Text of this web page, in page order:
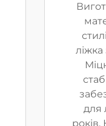
ліжка
для
років.